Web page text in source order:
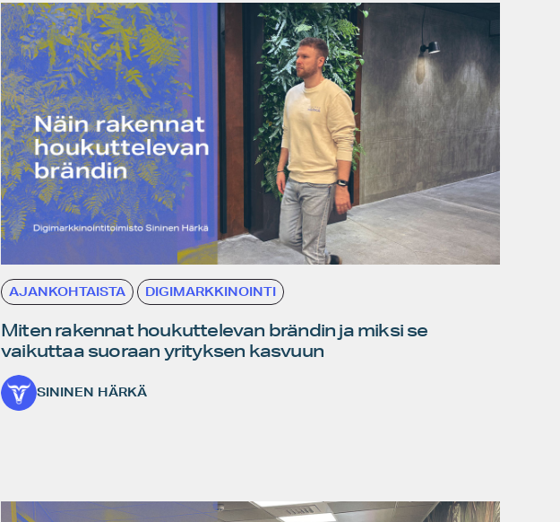
AJANKOHTAISTA DIGIMARKKINOINTI
Miten rakennat houkuttelevan brändin ja miksi se
vaikuttaa suoraan yrityksen kasvuun
SININEN HÄRKÄ